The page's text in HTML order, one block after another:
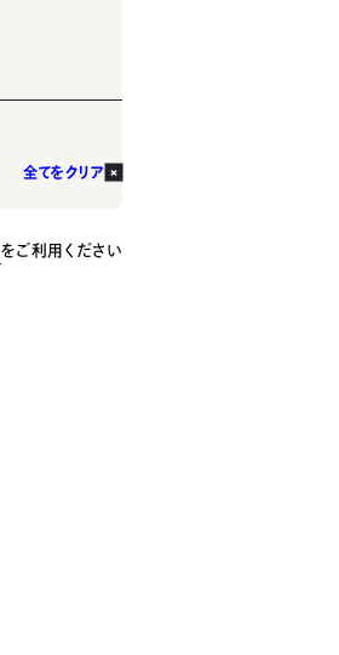
全てをクリア
をご利用ください